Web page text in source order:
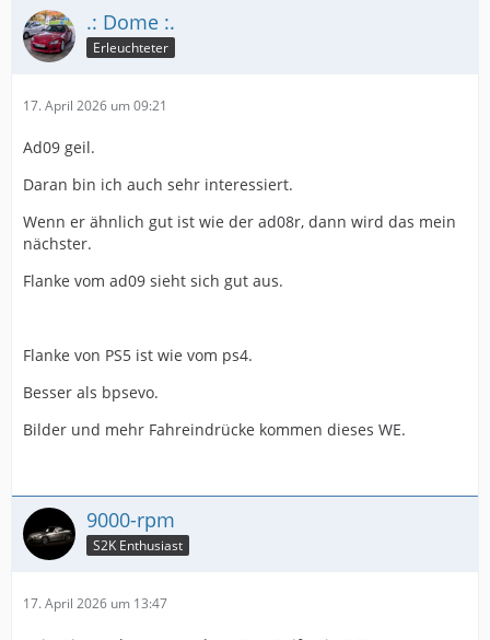
.: Dome :.
Erleuchteter
17. April 2026 um 09:21
Ad09 geil.
Daran bin ich auch sehr interessiert.
Wenn er ähnlich gut ist wie der ad08r, dann wird das mein
nächster.
Flanke vom ad09 sieht sich gut aus.
Flanke von PS5 ist wie vom ps4.
Besser als bpsevo.
Bilder und mehr Fahreindrücke kommen dieses WE.
9000-rpm
S2K Enthusiast
17. April 2026 um 13:47